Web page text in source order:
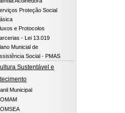
Proteção Social
e Protocolos
- Lei 13.019
Municial de
Social - PMAS
Sustentável e
Municipal